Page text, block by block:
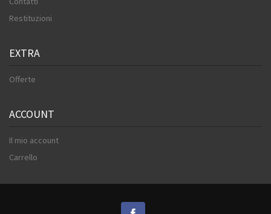
Restituzioni
EXTRA
Offerte
ACCOUNT
Il mio account
Carrello